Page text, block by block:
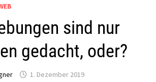
sind nur
gedacht, oder?
1. Dezember 2019